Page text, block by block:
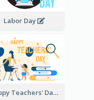
Labor Day
Happy Teachers' Day